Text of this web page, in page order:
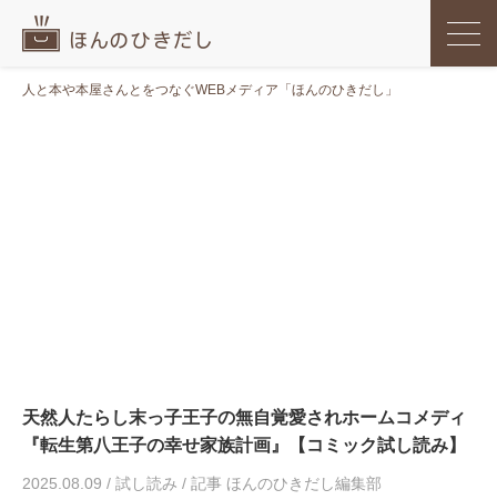
人と本や本屋さんとをつなぐWEBメディア「ほんのひきだし」
天然人たらし末っ子王子の無自覚愛されホームコメディ
『転生第八王子の幸せ家族計画』【コミック試し読み】
2025.08.09 / 試し読み / 記事 ほんのひきだし編集部